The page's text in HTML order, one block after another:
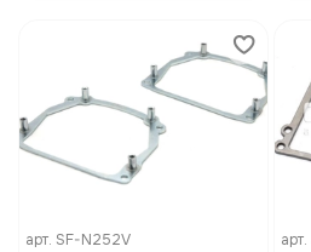
арт. SF-N252V арт.